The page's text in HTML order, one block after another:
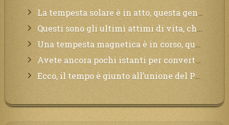
La tempesta solare è in atto, questa generazione soffrirà molto, la Terra arderà, l’acqua sarà contaminata, il cibo non sarà più nelle vostre mense.
Questi sono gli ultimi attimi di vita, chi si vuole salvare Mi chiami in suo aiuto.
Una tempesta magnetica è in corso, questa generazione patirà. Il black out non tarderà ad arrivare e tutta la Terra sarà oscurata.
Avete ancora pochi istanti per convertirvi, non perdete tempo, la sciagura arriverà all’improvviso e per chi non si sarà preparato saranno dolori.
Ecco, il tempo è giunto all’unione del Padre con il figlio, non avete che da attendere pochissimo.